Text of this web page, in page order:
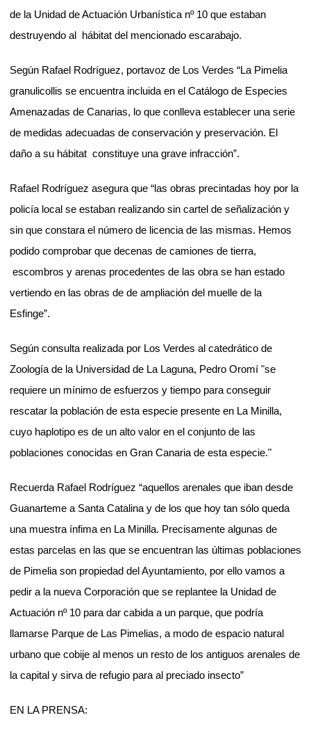
de la Unidad de Actuación Urbanística nº 10 que estaban
destruyendo al
hábitat del mencionado escarabajo.
Según Rafael Rodríguez, portavoz de Los Verdes “La Pimelia
granulicollis se encuentra incluida en el Catálogo de Especies
Amenazadas de Canarias, lo que conlleva establecer una serie
de medidas adecuadas de conservación y preservación. El
daño a su hábitat constituye una grave infracción”.
Rafael Rodríguez asegura que “las obras precintadas hoy por la
policía local se estaban realizando sin cartel de señalización y
sin que constara el número de licencia de las mismas. Hemos
podido comprobar que decenas de camiones de tierra,
escombros y arenas procedentes de las obra se han estado
vertiendo en las obras de de ampliación del muelle de la
Esfinge”.
Según consulta realizada por Los Verdes al catedrático de
Zoología de la Universidad de La Laguna, Pedro Oromí "se
requiere un mínimo de esfuerzos y tiempo para conseguir
rescatar la población de esta especie presente en La Minilla,
cuyo haplotipo es de un alto valor en el conjunto de las
poblaciones conocidas en Gran Canaria de esta especie."
Recuerda Rafael Rodríguez “aquellos arenales que iban desde
Guanarteme a Santa Catalina y de los que hoy tan sólo queda
una muestra ínfima en La Minilla. Precisamente algunas de
estas parcelas en las que se encuentran las últimas poblaciones
de Pimelia son propiedad del Ayuntamiento, por ello vamos a
pedir a la nueva Corporación que se replantee la Unidad de
Actuación nº 10 para dar cabida a un parque, que podría
llamarse Parque de Las Pimelias, a modo de espacio natural
urbano que cobije al menos un resto de los antiguos arenales de
la capital y sirva de refugio para al preciado insecto”
EN LA PRENSA: